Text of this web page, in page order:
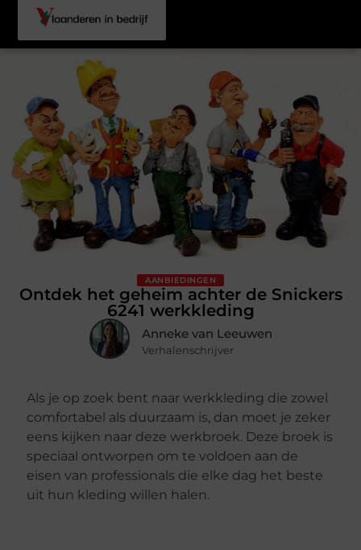
AANBIEDINGEN
Ontdek het geheim achter de Snickers
6241 werkkleding
Anneke van Leeuwen
Verhalenschrijver
Als je op zoek bent naar werkkleding die zowel
comfortabel als duurzaam is, dan moet je zeker
eens kijken naar deze werkbroek. Deze broek is
speciaal ontworpen om te voldoen aan de
eisen van professionals die elke dag het beste
uit hun kleding willen halen.